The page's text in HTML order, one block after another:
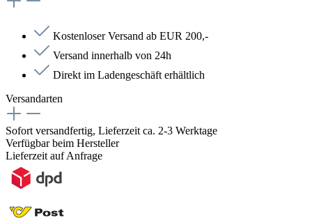
Kostenloser Versand ab EUR 200,-
Versand innerhalb von 24h
Direkt im Ladengeschäft erhältlich
Versandarten
Sofort versandfertig, Lieferzeit ca. 2-3 Werktage
Verfügbar beim Hersteller
Lieferzeit auf Anfrage